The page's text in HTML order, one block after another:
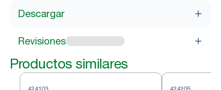
Descargar
Revisiones
Productos similares